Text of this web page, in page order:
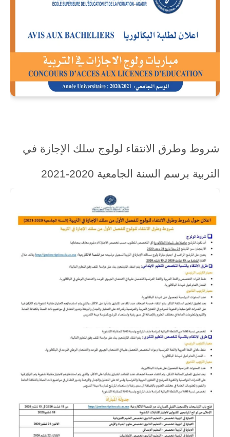
شروط وطرق الانتقاء لولوج سلك الإجازة في
التربية برسم السنة الجامعية 2020-2021